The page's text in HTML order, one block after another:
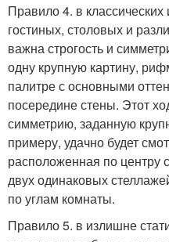
Правило 4. в
гостиных, столовых и
важна строгость и
одну крупную картину,
палитре с основными
посередине стены. Этот
симметрию, заданную
примеру, удачно будет
расположенная по
двух одинаковых
по углам комнаты.
Правило 5. в излишне